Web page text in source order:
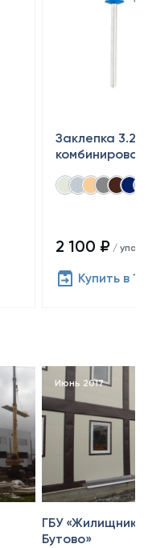
Заклепка
2 100 ₽ / упак.
Купить в 1
Июнь 2017
ГБУ «Жилищник
Бутово»